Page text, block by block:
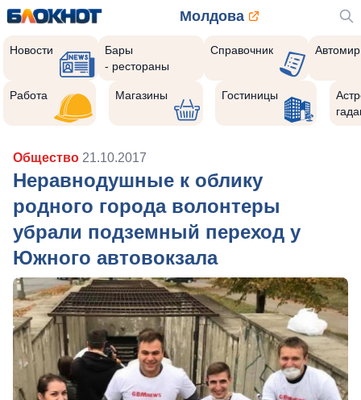
Молдова
Новости
Бары
- рестораны
Справочник Автомир
Работа Магазины Гостиницы
Общество 21.10.2017
Неравнодушные к облику
родного города волонтеры
убрали подземный переход у
Южного автовокзала